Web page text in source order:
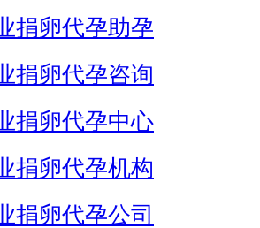
捐卵代孕助孕
捐卵代孕咨询
捐卵代孕中心
捐卵代孕机构
捐卵代孕公司